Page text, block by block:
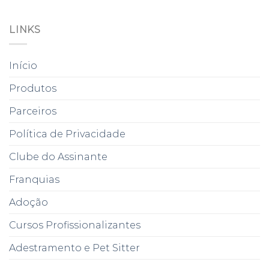
LINKS
Início
Produtos
Parceiros
Política de Privacidade
Clube do Assinante
Franquias
Adoção
Cursos Profissionalizantes
Adestramento e Pet Sitter